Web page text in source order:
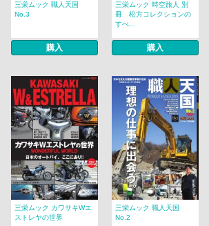
三栄ムック 職人天国
No.3
購入
三栄ムック 時空旅人 別
冊 松方コレクションの
すべ...
購入
三栄ムック カワサキWエ
ストレヤの世界
三栄ムック 職人天国
No.2